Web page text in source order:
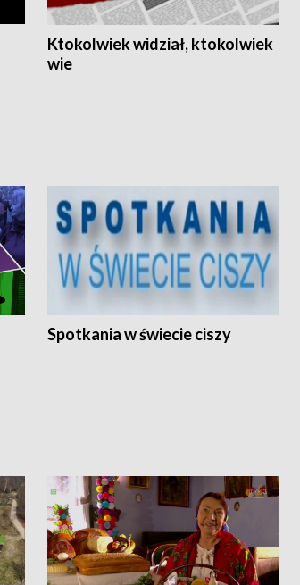
Ktokolwiek widział, ktokolwiek
wie
Spotkania w świecie ciszy